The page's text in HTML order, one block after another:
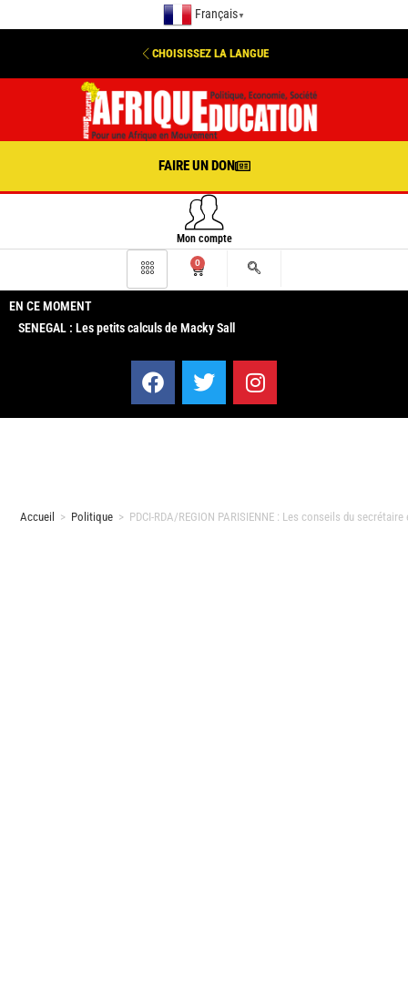
Français ▼
CHOISISSEZ LA LANGUE
FAIRE UN DON
Mon compte
0
EN CE MOMENT
SENEGAL : Les petits calculs de Macky Sall
Accueil > Politique > PDCI-RDA/REGION PARISIENNE : Les conseils du